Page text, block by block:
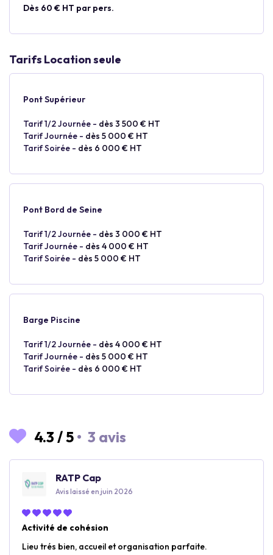
Dès 60 € HT par pers.
Tarifs Location seule
Pont Supérieur
Tarif 1/2 Journée - dès 3 500 € HT
Tarif Journée - dès 5 000 € HT
Tarif Soirée - dès 6 000 € HT
Pont Bord de Seine
Tarif 1/2 Journée - dès 3 000 € HT
Tarif Journée - dès 4 000 € HT
Tarif Soirée - dès 5 000 € HT
Barge Piscine
Tarif 1/2 Journée - dès 4 000 € HT
Tarif Journée - dès 5 000 € HT
Tarif Soirée - dès 6 000 € HT
4.3 /5 • 3 avis
RATP Cap
Avis laissé en juin 2026
Activité de cohésion
Lieu trés bien, accueil et organisation parfaite.